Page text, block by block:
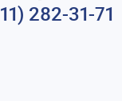
282-31-71